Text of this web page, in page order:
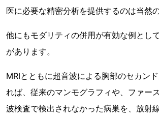
医に必要な精密分析を提供するのは当然
他にもモダリティの併用が有効な例とし
があります。
MRIとともに超音波による胸部のセカン
れば、従来のマンモグラフィや、ファー
波検査で検出されなかった病巣を、放射